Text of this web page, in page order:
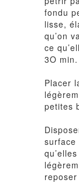
fondu
lisse,
qu’on
ce
3O min.
Placer
petites
surface